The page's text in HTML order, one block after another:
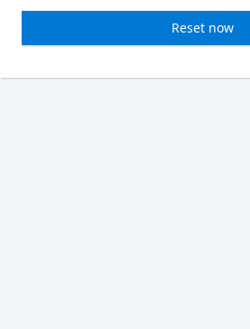
Reset now